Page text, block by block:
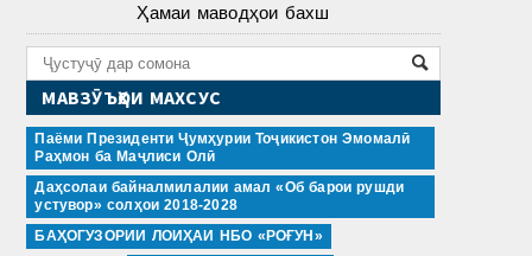
Ҳамаи маводҳои бахш
МАВЗӮЪҲОИ МАХСУС
Паёми Президенти Ҷумҳурии Тоҷикистон Эмомалӣ
Раҳмон ба Маҷлиси Олӣ
Даҳсолаи байналмилалии амал «Об барои рушди
устувор» солҳои 2018-2028
БАҲОГУЗОРИИ ЛОИҲАИ НБО «РОҒУН»